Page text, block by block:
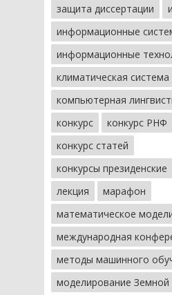
защита диссертации
информационные
информационные
климатическая система
компьютерная
конкурс
конкурс РНФ
конкурс статей
конкурсы президенские
лекция
марафон
математическое
международная
методы машинного
моделирование Земной